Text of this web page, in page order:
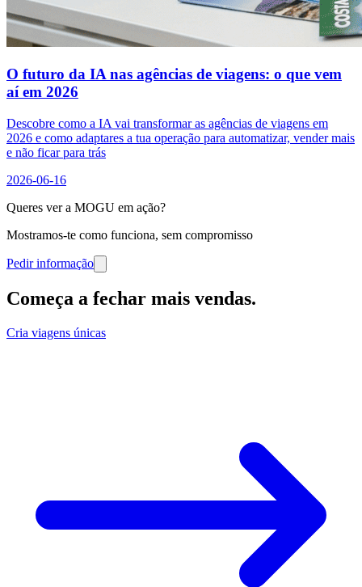
O futuro da IA nas agências de viagens: o que vem
aí em 2026
Descobre como a IA vai transformar as agências de viagens em
2026 e como adaptares a tua operação para automatizar, vender mais
e não ficar para trás
2026-06-16
Queres ver a MOGU em ação?
Mostramos-te como funciona, sem compromisso
Pedir informação
Começa a fechar mais vendas.
Cria viagens únicas